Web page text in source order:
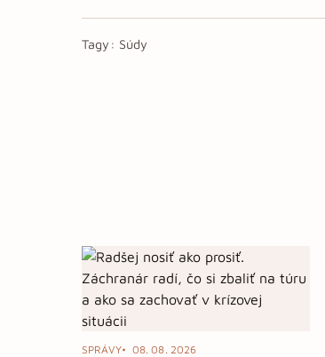
Tagy: Súdy
SPRÁVY 08. 08. 2026